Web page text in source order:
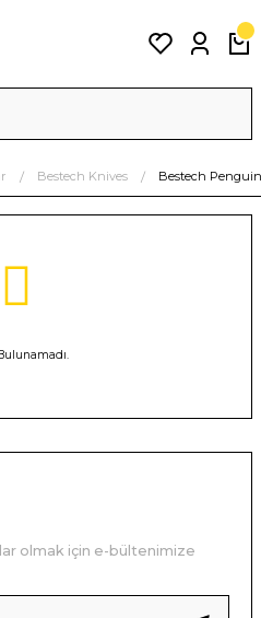
Bestech Knives Bestech Penguin
olmak için e-bültenimize